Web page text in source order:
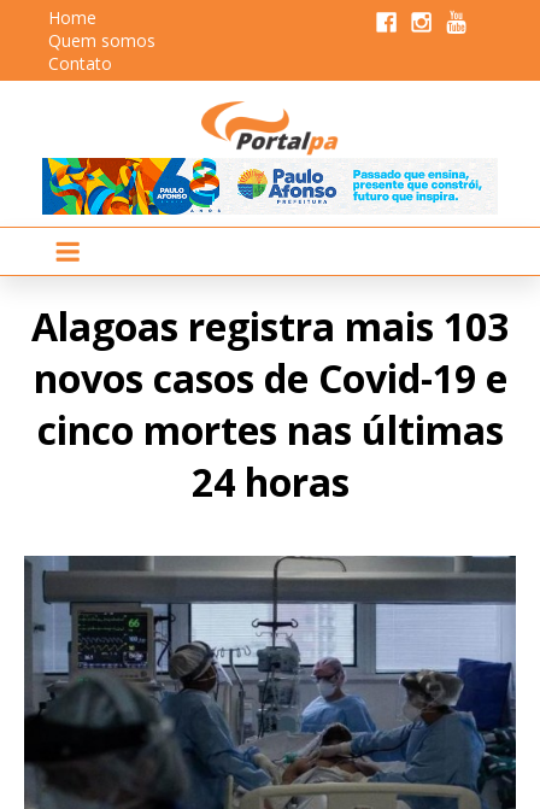
Home
Quem somos
Contato
Alagoas registra mais 103
novos casos de Covid-19 e
cinco mortes nas últimas
24 horas